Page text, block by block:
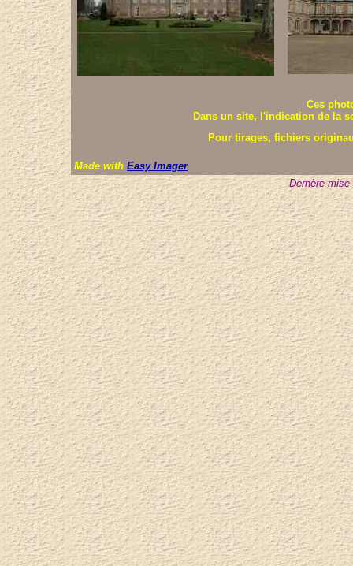
Ces
Dans un site, l'indication de la
Pour tirages, fichiers
Made with Easy Imager
Dernère